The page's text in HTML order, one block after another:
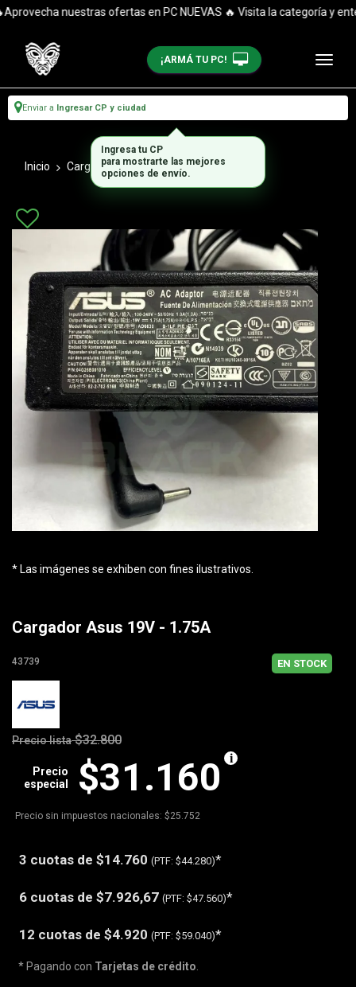
nuestras ofertas en PC NUEVAS 🔥 Visita la categoría y
¡ARMÁ TU PC!
Enviar a Ingresar CP y ciudad
Inicio Cargadores Notebooks 19v
* Las imágenes se exhiben con fines ilustrativos.
Cargador Asus 19V - 1.75A
43739 EN STOCK
Precio lista $32.800
$31.160
Precio
especial
Precio sin impuestos nacionales: $25.752
3 cuotas de $14.760 (PTF: $44.280)*
6 cuotas de $7.926,67 (PTF: $47.560)*
12 cuotas de $4.920 (PTF: $59.040)*
* Pagando con Tarjetas de crédito
Ingresa tu CP
para mostrarte las mejores
opciones de envío.